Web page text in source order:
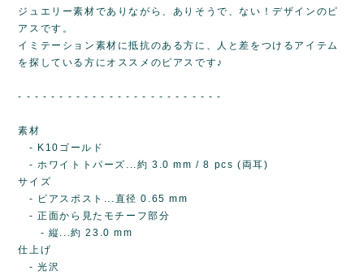
ジュエリー素材でありながら、ありそうで、ない！デザインのピ
アスです。
イミテーション素材に抵抗のある方に、人と差をつけるアイテム
を探している方にオススメのピアスです♪
- - - - - - - - - - - - - - - - - - - - - - - - -
素材
- K10ゴールド
- ホワイトトパーズ...約 3.0 mm / 8 pcs (両耳)
サイズ
- ピアスポスト...直径 0.65 mm
- 正面から見たモチーフ部分
- 縦...約 23.0 mm
仕上げ
- 光沢